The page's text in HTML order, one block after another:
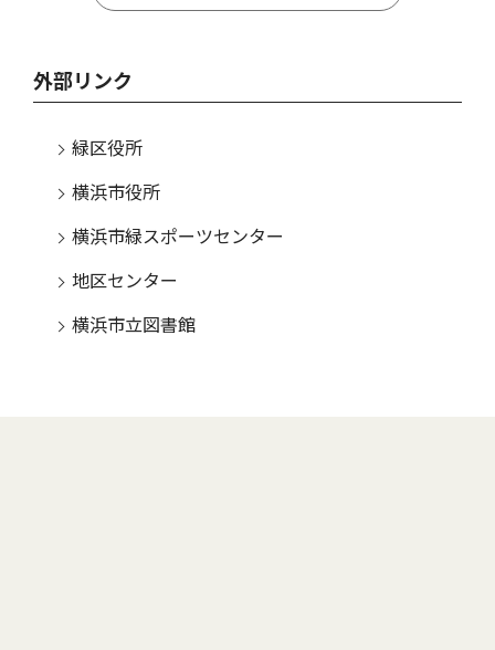
外部リンク
緑区役所
横浜市役所
横浜市緑スポーツセンター
地区センター
横浜市立図書館